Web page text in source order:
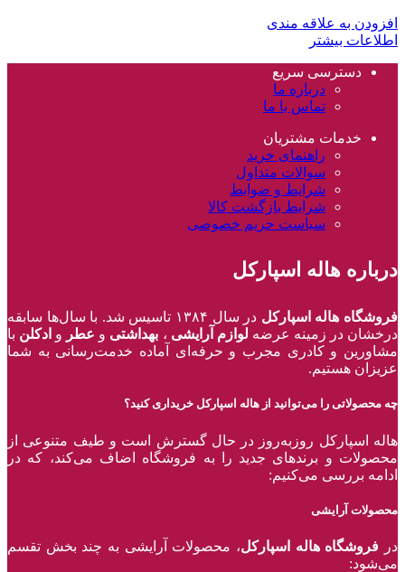
افزودن به علاقه مندی
اطلاعات بیشتر
دسترسی سریع
درباره ما
تماس با ما
خدمات مشتریان
راهنمای خرید
سوالات متداول
شرایط و ضوابط
شرایط بازگشت کالا
سیاست حریم خصوصی
درباره هاله اسپارکل
فروشگاه هاله اسپارکل
در سال ۱۳۸۴ تاسیس شد. با سال‌ها سابقه
درخشان در زمینه عرضه لوازم آرایشی ، بهداشتی و عطر و ادکلن با
مشاورین و کادری مجرب و حرفه‌ای آماده خدمت‌رسانی به شما
عزیزان هستیم.
چه محصولاتی را می‌توانید از هاله اسپارکل خریداری کنید؟
هاله اسپارکل روزبه‌روز در حال گسترش است و طیف متنوعی از
محصولات و برند‌های جدید را به فروشگاه اضاف می‌کند، که در
ادامه بررسی می‌کنیم:
محصولات آرایشی
در فروشگاه هاله اسپارکل، محصولات آرایشی به چند بخش تقسم
می‌شود: